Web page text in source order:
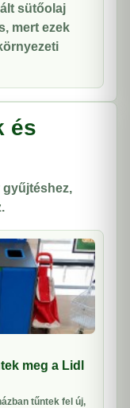
sütőolaj
mert ezek
és
gyűjtéshez,
meg a Lidl
tűntek fel új,